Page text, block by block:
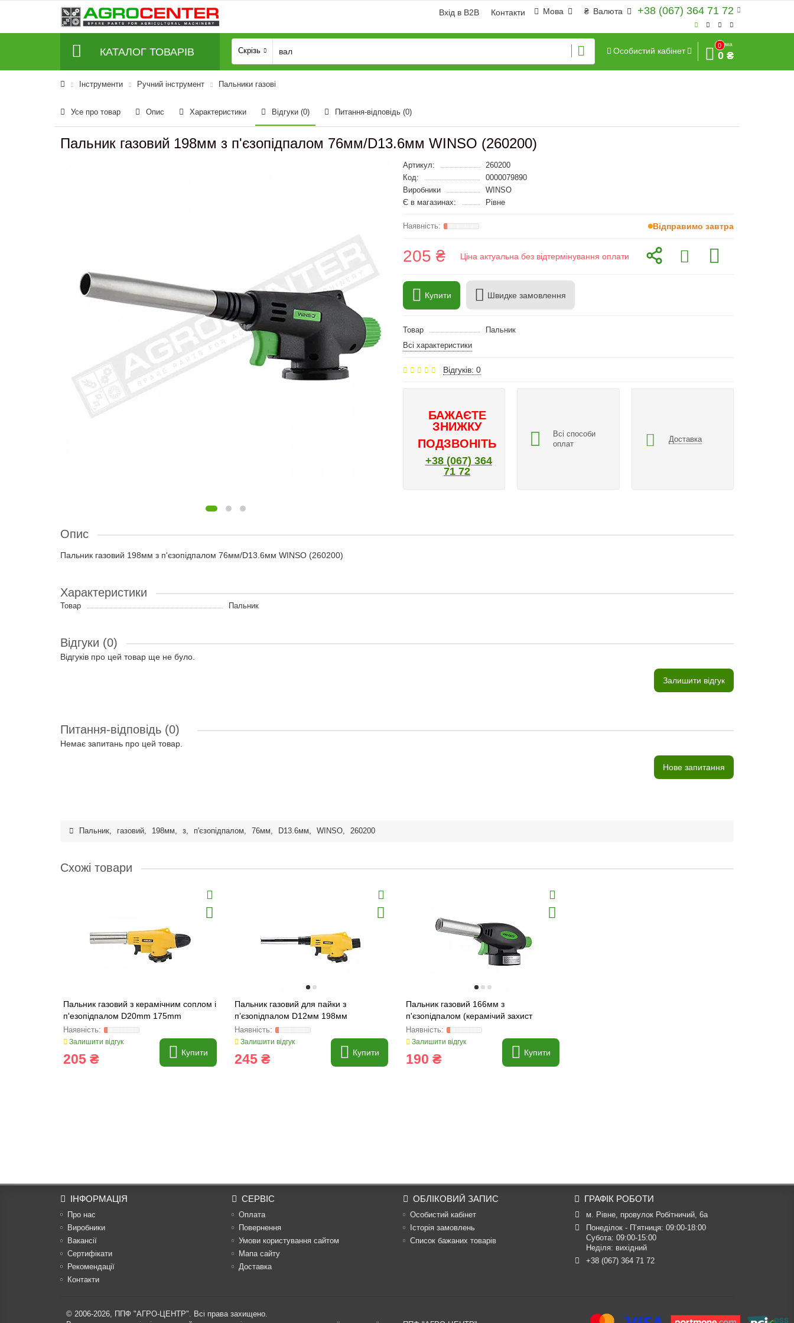
+38 (067) 364 71 72
₴ Валюта
Мова
Вхід в B2B Контакти
КАТАЛОГ ТОВАРІВ Скрізь Особистий кабінет
0
Сума
0 ₴
Інструменти Ручний інструмент Пальники газові
Усе про товар Опис Характеристики Відгуки (0) Питання-відповідь (0)
Пальник газовий 198мм з п'єзопідпалом 76мм/D13.6мм WINSO (260200)
Артикул:
260200
Код:
0000079890
Виробники
WINSO
Є в магазинах:
Рівне
Відправимо завтра
205 ₴ Ціна актуальна без відтермінування оплати
Купити Швидке замовлення
Товар
Пальник
Всі характеристики
Відгуків: 0
БАЖАЄТЕ
ЗНИЖКУ
ПОДЗВОНІТЬ
+38 (067) 364
71 72
Всі способи
оплат
Доставка
Опис
Пальник газовий 198мм з п'єзопідпалом 76мм/D13.6мм WINSO (260200)
Характеристики
Товар Пальник
Відгуки (0)
Відгуків про цей товар ще не було.
Залишити відгук
Питання-відповідь (0)
Немає запитань про цей товар.
Нове запитання
Пальник, газовий, 198мм, з, п'єзопідпалом, 76мм, D13.6мм, WINSO, 260200
Схожі товари
Пальник газовий з керамічним соплом і
п'езопідпалом D20mm 175mm
Залишити відгук
205 ₴ Купити
Пальник газовий для пайки з
п’єзопідпалом D12мм 198мм
(2901371)
Залишити відгук
245 ₴ Купити
Пальник газовий 166мм з
п'єзопідпалом (керамічий захист
сопла) 68мм WINSO (260220)
Залишити відгук
190 ₴ Купити
ІНФОРМАЦІЯ
Про нас
Виробники
Вакансії
Сертифікати
Рекомендації
Контакти
СЕРВІС
Оплата
Повернення
Умови користування сайтом
Мапа сайту
Доставка
ОБЛІКОВИЙ ЗАПИС
Особистий кабінет
Історія замовлень
Список бажаних товарів
ГРАФІК РОБОТИ
м. Рівне, провулок Робітничий, 6а
Понеділок - П’ятниця: 09:00-18:00
Субота: 09:00-15:00
Неділя: вихідний
+38 (067) 364 71 72
© 2006-2026, ППФ "АГРО-ЦЕНТР". Всі права захищено.